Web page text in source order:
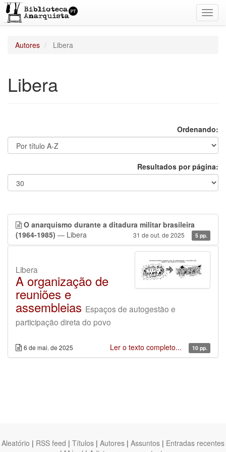
Autores Libera
Libera
Ordenando:
Resultados por página:
O anarquismo durante a ditadura militar brasileira
(1964-1985) — Libera 31 de out. de 2025 5 pp.
Libera
A organização de
reuniões e
assembleias Espaços de autogestão e
participação direta do povo
6 de mai. de 2025 Ler o texto completo... 10 pp.
Aleatório | RSS feed | Títulos | Autores | Assuntos | Entradas recentes